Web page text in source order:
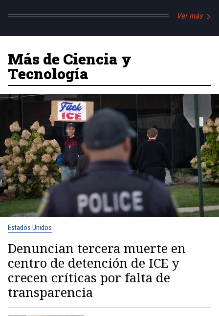
Ver más
Más de Ciencia y
Tecnología
Estados Unidos
Denuncian tercera muerte en
centro de detención de ICE y
crecen críticas por falta de
transparencia